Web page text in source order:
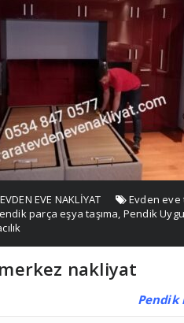
EVDEN EVE NAKLİYAT Evden eve
parça eşya taşıma, Pendik
nakliyat